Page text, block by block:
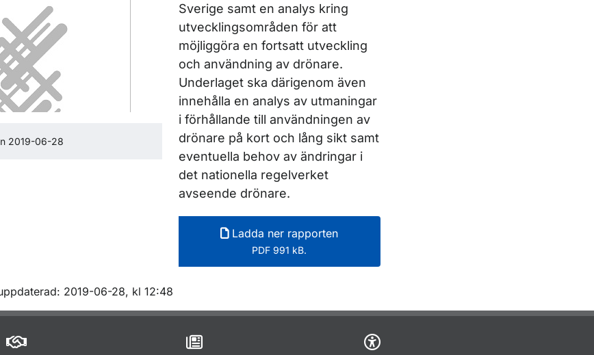
2019-06-28
Sverige samt en analys kring
utvecklingsområden för att
möjliggöra en fortsatt utveckling
och användning av drönare.
Underlaget ska därigenom även
innehålla en analys av utmaningar
i förhållande till användningen av
drönare på kort och lång sikt samt
eventuella behov av ändringar i
det nationella regelverket
avseende drönare.
Ladda ner rapporten
PDF 991 kB.
2019-06-28, kl 12:48